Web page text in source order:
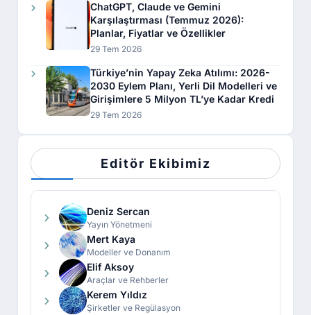
ChatGPT, Claude ve Gemini
Karşılaştırması (Temmuz 2026):
Planlar, Fiyatlar ve Özellikler
29 Tem 2026
Türkiye’nin Yapay Zeka Atılımı: 2026-
2030 Eylem Planı, Yerli Dil Modelleri ve
Girişimlere 5 Milyon TL’ye Kadar Kredi
29 Tem 2026
Editör Ekibimiz
Deniz Sercan
Yayın Yönetmeni
Mert Kaya
Modeller ve Donanım
Elif Aksoy
Araçlar ve Rehberler
Kerem Yıldız
Şirketler ve Regülasyon